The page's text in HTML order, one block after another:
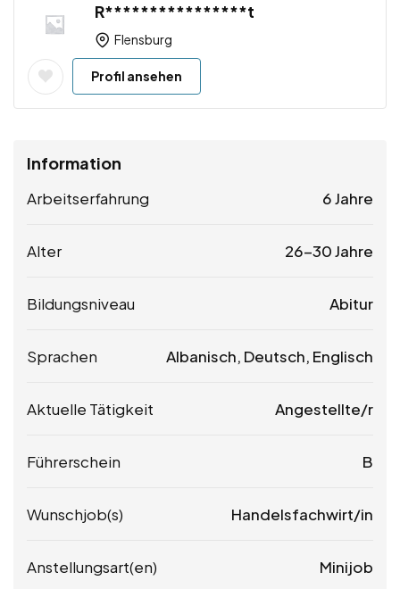
R****************t
Flensburg
Profil ansehen
Information
Arbeitserfahrung 6 Jahre
Alter 26-30 Jahre
Bildungsniveau Abitur
Sprachen Albanisch, Deutsch, Englisch
Aktuelle Tätigkeit Angestellte/r
Führerschein B
Wunschjob(s) Handelsfachwirt/in
Anstellungsart(en) Minijob